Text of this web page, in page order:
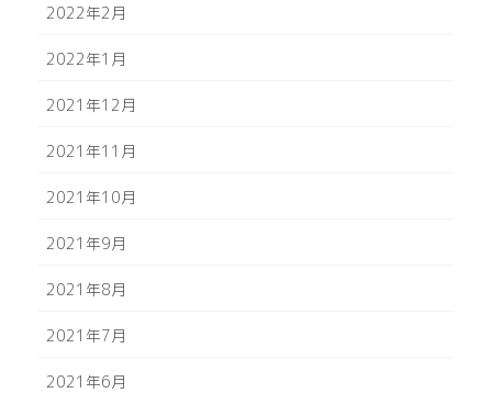
2022年2月
2022年1月
2021年12月
2021年11月
2021年10月
2021年9月
2021年8月
2021年7月
2021年6月